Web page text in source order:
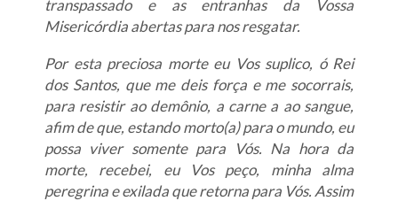
transpassado e as entranhas da Vossa
Misericórdia abertas para nos resgatar.
Por esta preciosa morte eu Vos suplico, ó Rei
dos Santos, que me deis força e me socorrais,
para resistir ao demônio, a carne a ao sangue,
afim de que, estando morto(a) para o mundo, eu
possa viver somente para Vós. Na hora da
morte, recebei, eu Vos peço, minha alma
peregrina e exilada que retorna para Vós. Assim